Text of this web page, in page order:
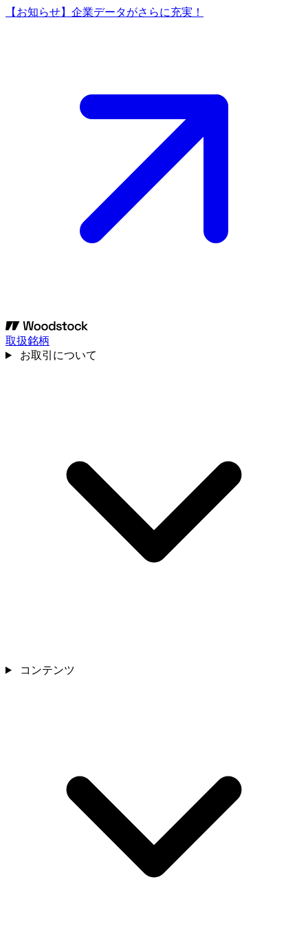
【お知らせ】企業データがさらに充実！
取扱銘柄
お取引について
コンテンツ